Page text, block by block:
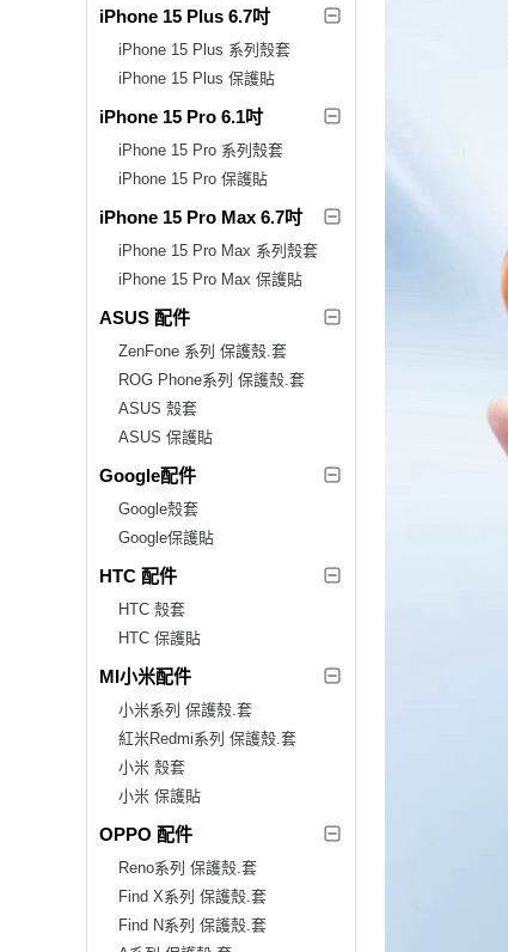
iPhone 15 Plus 6.7吋
iPhone 15 Plus 系列殼套
iPhone 15 Plus 保護貼
iPhone 15 Pro 6.1吋
iPhone 15 Pro 系列殼套
iPhone 15 Pro 保護貼
iPhone 15 Pro Max 6.7吋
iPhone 15 Pro Max 系列殼套
iPhone 15 Pro Max 保護貼
ASUS 配件
ZenFone 系列 保護殼.套
ROG Phone系列 保護殼.套
ASUS 殼套
ASUS 保護貼
Google配件
Google殼套
Google保護貼
HTC 配件
HTC 殼套
HTC 保護貼
MI小米配件
小米系列 保護殼.套
紅米Redmi系列 保護殼.套
小米 殼套
小米 保護貼
OPPO 配件
Reno系列 保護殼.套
Find X系列 保護殼.套
Find N系列 保護殼.套